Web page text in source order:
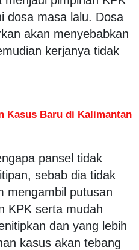
dosa masa lalu. Dosa
akan menyebabkan
kerjanya tidak
Kasus Baru di Kalimantan
pansel tidak
sebab dia tidak
mengambil putusan
KPK serta mudah
dan yang lebih
kasus akan tebang